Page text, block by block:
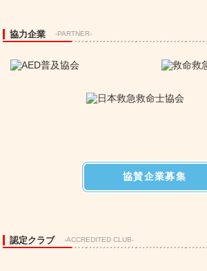
協力企業 -PARTNER-
協賛企業募集
認定クラブ -ACCREDITED CLUB-